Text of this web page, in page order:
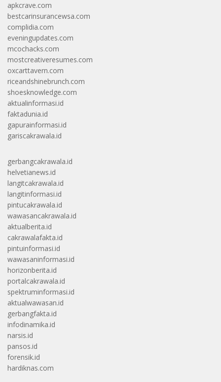
apkcrave.com
bestcarinsurancewsa.com
complidia.com
eveningupdates.com
mcochacks.com
mostcreativeresumes.com
oxcarttavern.com
riceandshinebrunch.com
shoesknowledge.com
aktualinformasi.id
faktadunia.id
gapurainformasi.id
gariscakrawala.id
gerbangcakrawala.id
helvetianews.id
langitcakrawala.id
langitinformasi.id
pintucakrawala.id
wawasancakrawala.id
aktualberita.id
cakrawalafakta.id
pintuinformasi.id
wawasaninformasi.id
horizonberita.id
portalcakrawala.id
spektruminformasi.id
aktualwawasan.id
gerbangfakta.id
infodinamika.id
narsis.id
pansos.id
forensik.id
hardiknas.com